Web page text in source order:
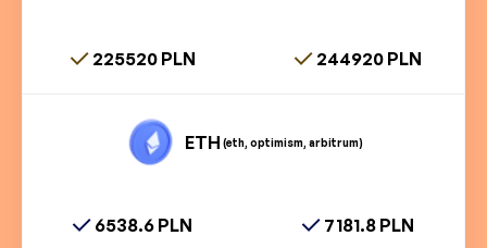
225520 PLN 244920 PLN
ETH (eth, optimism, arbitrum)
6538.6 PLN 7181.8 PLN